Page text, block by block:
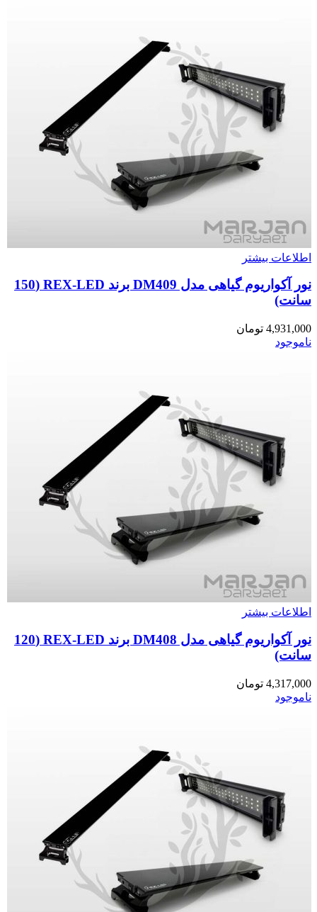
اطلاعات بیشتر
نور آکواریوم گیاهی مدل DM409 برند REX-LED (150
سانت)
4,931,000 تومان
ناموجود
اطلاعات بیشتر
نور آکواریوم گیاهی مدل DM408 برند REX-LED (120
سانت)
4,317,000 تومان
ناموجود